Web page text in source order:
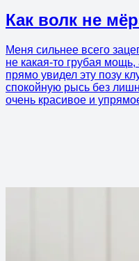
Как волк не
Меня сильнее всего
не какая-то грубая
прямо увидел эту позу
спокойную рысь без
очень красивое и